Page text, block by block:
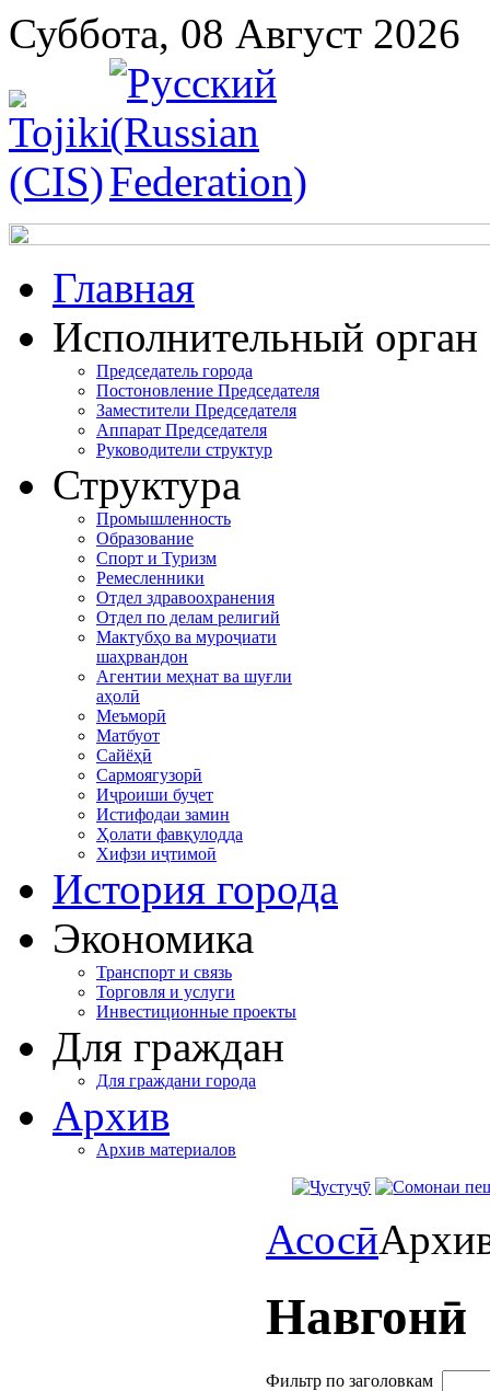
Суббота, 08 Август 2026
Главная
Исполнительный орган
Председатель города
Постоновление Председателя
Заместители Председателя
Аппарат Председателя
Руководители структур
Структура
Промышленность
Образование
Спорт и Туризм
Ремесленники
Отдел здравоохранения
Отдел по делам религий
Мактубҳо ва муроҷиати
шаҳрвандон
Агентии меҳнат ва шуғли
аҳолӣ
Меъморӣ
Матбуот
Сайёҳӣ
Сармоягузорӣ
Иҷроиши буҷет
Истифодаи замин
Ҳолати фавқулодда
Хифзи иҷтимоӣ
История города
Экономика
Транспорт и связь
Торговля и услуги
Инвестиционные проекты
Для граждан
Для граждани города
Архив
Архив материалов
Асосӣ
Навгонӣ
Фильтр по заголовкам